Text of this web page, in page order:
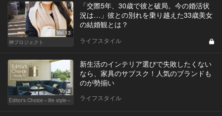
Vol.13
神プロジェクト
「交際5年、30歳で彼と破局。今の婚活状
況は…」彼との別れを乗り越えた33歳美女
の結婚観とは？
ライフスタイル
Vol.8
Editor's Choice～life style～
新生活のインテリア選びで失敗したくない
なら、家具のサブスク！人気のブランドも
のが勢揃い
ライフスタイル